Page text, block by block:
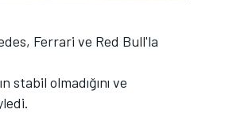
Ferrari ve Red Bull'la
stabil olmadığını ve